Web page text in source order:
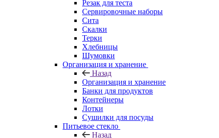
Резак для теста
Сервировочные наборы
Сита
Скалки
Терки
Хлебницы
Шумовки
Организация и хранение
Назад
Организация и хранение
Банки для продуктов
Контейнеры
Лотки
Сушилки для посуды
Питьевое стекло
Назад